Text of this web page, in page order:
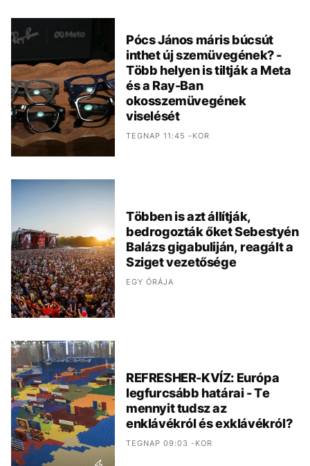
Pócs János máris búcsút
inthet új szemüvegének? -
Több helyen is tiltják a Meta
és a Ray-Ban
okosszemüvegének
viselését
TEGNAP 11:45 -KOR
Többen is azt állítják,
bedrogozták őket Sebestyén
Balázs gigabuliján, reagált a
Sziget vezetősége
EGY ÓRÁJA
REFRESHER-KVÍZ: Európa
legfurcsább határai - Te
mennyit tudsz az
enklávékról és exklávékról?
TEGNAP 09:03 -KOR